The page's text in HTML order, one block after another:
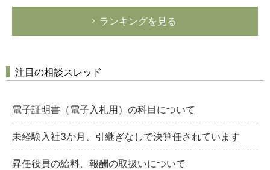
ランキングを見る
注目の相談スレッド
電子証明書（電子入札用）の科目について
未経験入社3か月、引継ぎなしで決算任されています
昇任役員の給料、報酬の取扱いについて